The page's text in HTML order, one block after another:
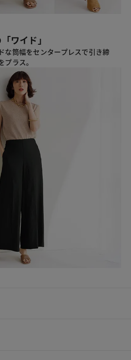
ワイド」
な筒幅をセンタープレスで引き締
ラス。